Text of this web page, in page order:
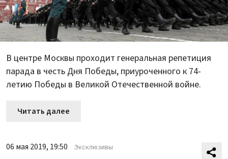
В центре Москвы проходит генеральная репетиция
парада в честь Дня Победы, приуроченного к 74-
летию Победы в Великой Отечественной войне.
Читать далее
06 мая 2019, 19:50 Эксклюзивы